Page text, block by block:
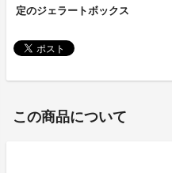
定のジェラートボックス
この商品について